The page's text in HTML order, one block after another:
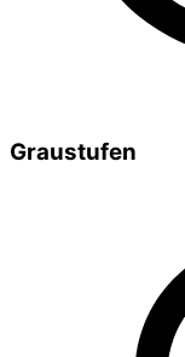
Graustufen